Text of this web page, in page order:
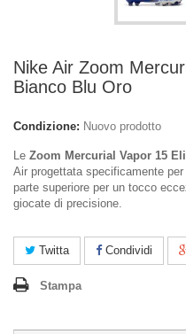
Nike Air Zoom
Bianco Blu Oro
Condizione: Nuovo prodotto
Le Zoom Mercurial Vapor 15
Air progettata specificamente
parte superiore per un tocco
giocate di precisione.
Twitta Condividi
Stampa